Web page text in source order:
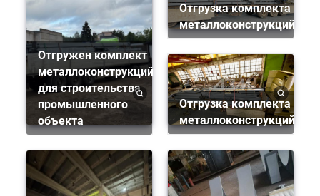
Отгружен комплект
металлоконструкций
для строительства
промышленного
объекта
Отгрузка комплекта
металлоконструкций
Отгрузка комплекта
металлоконструкций